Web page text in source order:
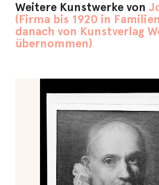
Weitere Kunstwerke von
(Firma bis 1920 in
danach von Kunstverlag
übernommen)